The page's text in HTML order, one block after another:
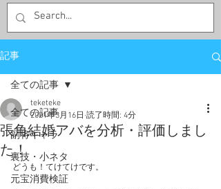
記事
全ての記事
副将キャラ
裏技・小ネタ
元宝消費検証
全ての記事
張角結婚アバを分析・評価しまし
た！
teketeke
2021年3月16日 読了時間: 4分
どうも！てけてけです。